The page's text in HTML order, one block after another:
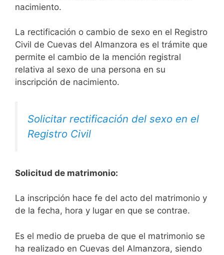
nacimiento.
La rectificación o cambio de sexo en el Registro
Civil de Cuevas del Almanzora es el trámite que
permite el cambio de la mención registral
relativa al sexo de una persona en su
inscripción de nacimiento.
Solicitar rectificación del sexo en el
Registro Civil
Solicitud de matrimonio:
La inscripción hace fe del acto del matrimonio y
de la fecha, hora y lugar en que se contrae.
Es el medio de prueba de que el matrimonio se
ha realizado en Cuevas del Almanzora, siendo